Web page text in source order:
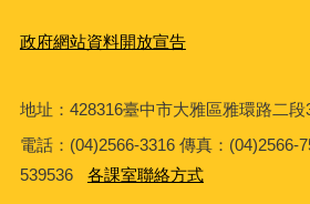
政府網站資料開放宣告
地址：428316臺中市大雅區雅環路二段
電話：(04)2566-3316 傳真：(04)2566-
539536
各課室聯絡方式